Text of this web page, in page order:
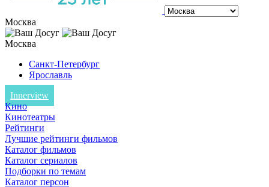
Москва
Москва
Санкт-Петербург
Ярославль
Innerview
Кино
Кинотеатры
Рейтинги
Лучшие рейтинги фильмов
Каталог фильмов
Каталог сериалов
Подборки по темам
Каталог персон